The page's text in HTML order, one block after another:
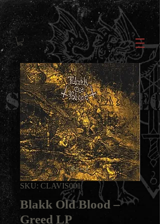
SKU: CLAVIS001
Blakk Old Blood ‎–
Greed LP